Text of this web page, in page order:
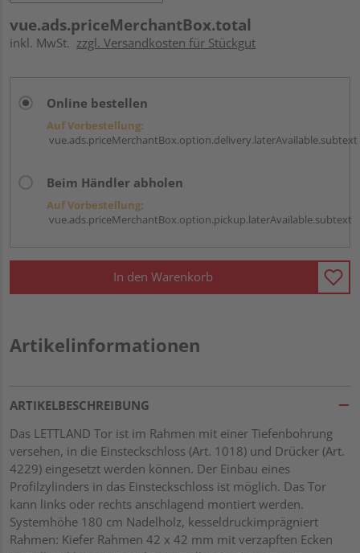
vue.ads.priceMerchantBox.total
inkl. MwSt. zzgl. Versandkosten für Stückgut
Online bestellen
Auf Vorbestellung:
vue.ads.priceMerchantBox.option.delivery.laterAvailable.subtext
Beim Händler abholen
Auf Vorbestellung:
vue.ads.priceMerchantBox.option.pickup.laterAvailable.subtext
In den Warenkorb
Artikelinformationen
ARTIKELBESCHREIBUNG
Das LETTLAND Tor ist im Rahmen mit einer Tiefenbohrung
versehen, in die Einsteckschloss (Art. 1018) und Drücker (Art.
4229) eingesetzt werden können. Der Einbau eines
Profilzylinders in das Einsteckschloss ist möglich. Das Tor
kann links oder rechts anschlagend montiert werden.
Systemhöhe 180 cm Nadelholz, kesseldruckimprägniert
Rahmen: Kiefer Rahmen 42 x 42 mm mit verzapften Ecken